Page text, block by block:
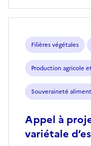
Filières végétales
Production agricole
Souveraineté
Appel à
variétale